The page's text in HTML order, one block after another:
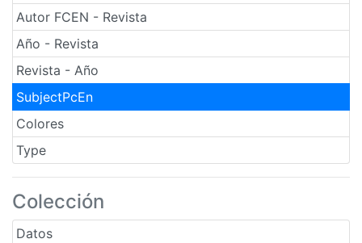
Autor FCEN - Revista
Año - Revista
Revista - Año
SubjectPcEn
Colores
Type
Colección
Datos